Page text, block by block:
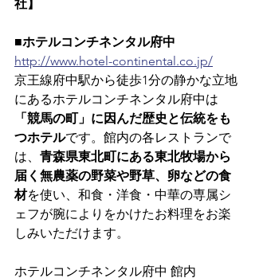
社】
■ホテルコンチネンタル府中
http://www.hotel-continental.co.jp/
京王線府中駅から徒歩1分の静かな立地
にあるホテルコンチネンタル府中は
「競馬の町」に因んだ歴史と伝統をも
つホテルです。館内の各レストランで
は、 青森県東北町にある東北牧場から
届く無農薬の野菜や野草、卵などの食
材を使い、和食・洋食・中華の専属シ
ェフが腕によりをかけたお料理をお楽
しみいただけます。
ホテルコンチネンタル府中 館内